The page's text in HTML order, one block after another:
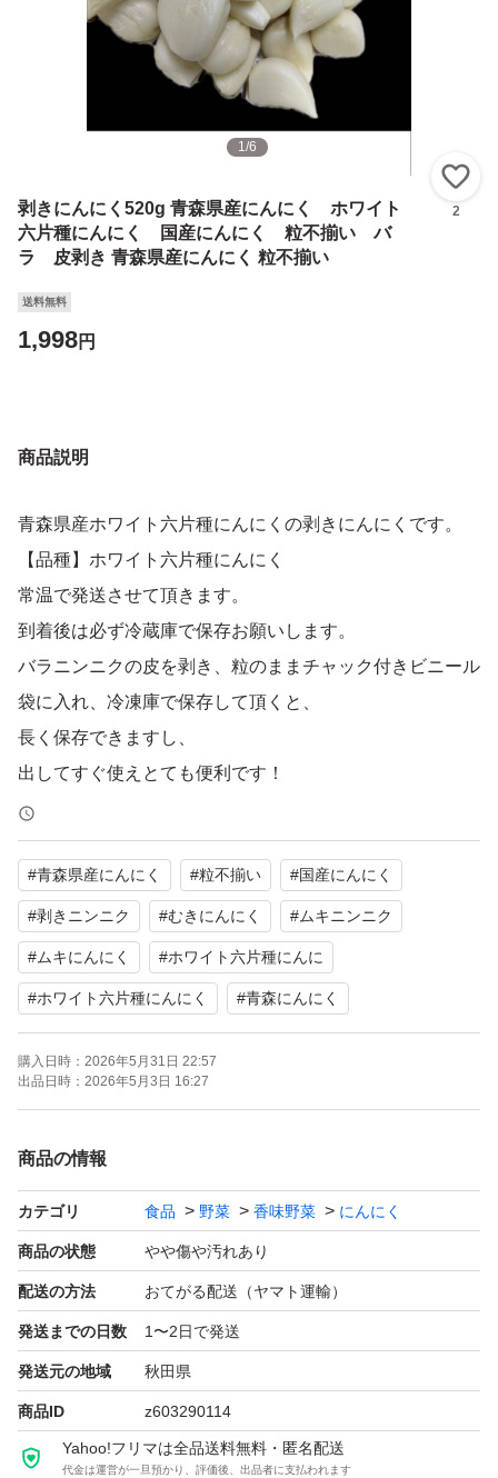
1/6
剥きにんにく520g 青森県産にんにく ホワイト
六片種にんにく 国産にんにく 粒不揃い バ
ラ 皮剥き 青森県産にんにく 粒不揃い
2
送料無料
1,998円
商品説明
青森県産ホワイト六片種にんにくの剥きにんにくです。
【品種】ホワイト六片種にんにく
常温で発送させて頂きます。
到着後は必ず冷蔵庫で保存お願いします。
バラニンニクの皮を剥き、粒のままチャック付きビニール
袋に入れ、冷凍庫で保存して頂くと、
長く保存できますし、
出してすぐ使えとても便利です！
ペーストにして、チャック付きビニール袋に入れ、
冷凍庫に保存するのもお勧めです。
どうぞ宜しくお願いいたします。
#青森県産にんにく #粒不揃い #国産にんにく
#剥きニンニク #むきにんにく #ムキニンニク
#ムキにんにく #ホワイト六片種にんに
#ホワイト六片種にんにく #青森にんにく
購入日時： 2026年5月31日 22:57
出品日時： 2026年5月3日 16:27
商品の情報
カテゴリ 食品 野菜 香味野菜 にんにく
商品の状態 やや傷や汚れあり
配送の方法 おてがる配送（ヤマト運輸）
発送までの日数 1〜2日で発送
発送元の地域 秋田県
商品ID z603290114
Yahoo!フリマは全品送料無料・匿名配送
代金は運営が一旦預かり、評価後、出品者に支払われます